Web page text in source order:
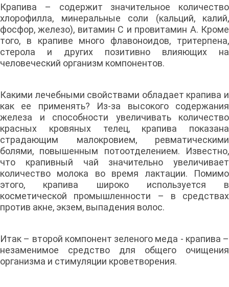
Крапива – содержит значительное количество
хлорофилла, минеральные соли (кальций, калий,
фосфор, железо), витамин С и провитамин А. Кроме
того, в крапиве много флавоноидов, тритерпена,
стерола и других позитивно влияющих на
человеческий организм компонентов.
Какими лечебными свойствами обладает крапива и
как ее применять? Из-за высокого содержания
железа и способности увеличивать количество
красных кровяных телец, крапива показана
страдающим малокровием, ревматическими
болями, повышенным потоотделением. Известно,
что крапивный чай значительно увеличивает
количество молока во время лактации. Помимо
этого, крапива широко используется в
косметической промышленности – в средствах
против акне, экзем, выпадения волос.
Итак – второй компонент зеленого меда - крапива –
незаменимое средство для общего очищения
организма и стимуляции кроветворения.